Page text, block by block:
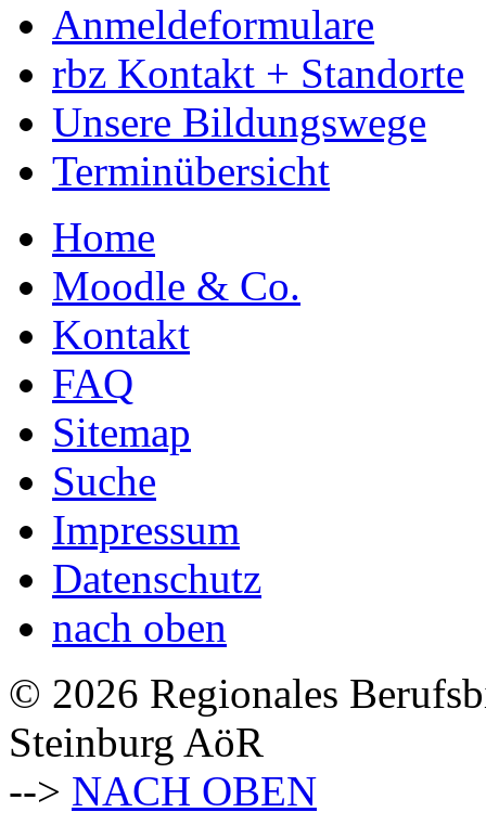
Anmeldeformulare
rbz Kontakt + Standorte
Unsere Bildungswege
Terminübersicht
Home
Moodle & Co.
Kontakt
FAQ
Sitemap
Suche
Impressum
Datenschutz
nach oben
© 2026 Regionales
Steinburg AöR
--> NACH OBEN